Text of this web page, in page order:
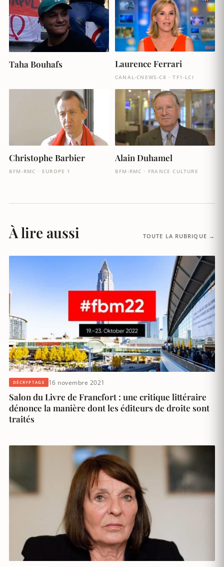
Taha Bouhafs Laurence Ferrari
CANAL-CNEWS-C8 · TF1-LCI
Christophe Barbier
BFM-RMC · EUROPE 1
Alain Duhamel
BFM-RMC · FRANCE CULTURE
À lire aussi TOUTE LA RUBRIQUE →
DÉCRYPTAGE 16 novembre 2021
Salon du Livre de Francfort : une critique littéraire
dénonce la manière dont les éditeurs de droite sont
traités